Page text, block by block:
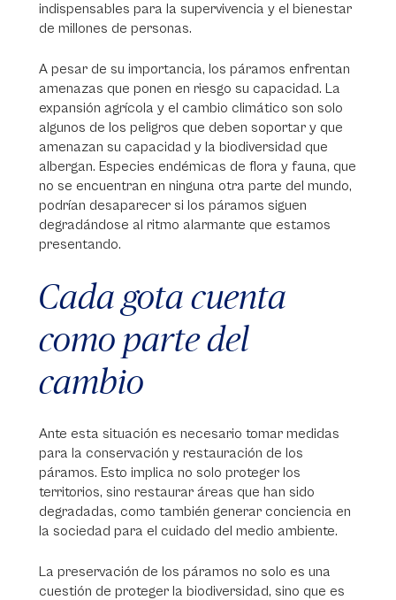
indispensables para la supervivencia y el bienestar
de millones de personas.
A pesar de su importancia, los páramos enfrentan
amenazas que ponen en riesgo su capacidad. La
expansión agrícola y el cambio climático son solo
algunos de los peligros que deben soportar y que
amenazan su capacidad y la biodiversidad que
albergan. Especies endémicas de flora y fauna, que
no se encuentran en ninguna otra parte del mundo,
podrían desaparecer si los páramos siguen
degradándose al ritmo alarmante que estamos
presentando.
Cada gota cuenta
como parte del
cambio
Ante esta situación es necesario tomar medidas
para la conservación y restauración de los
páramos. Esto implica no solo proteger los
territorios, sino restaurar áreas que han sido
degradadas, como también generar conciencia en
la sociedad para el cuidado del medio ambiente.
La preservación de los páramos no solo es una
cuestión de proteger la biodiversidad, sino que es